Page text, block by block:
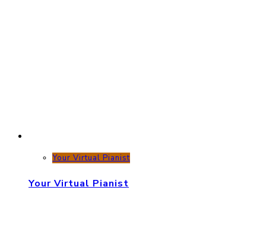
Your Virtual Pianist
Your Virtual Pianist